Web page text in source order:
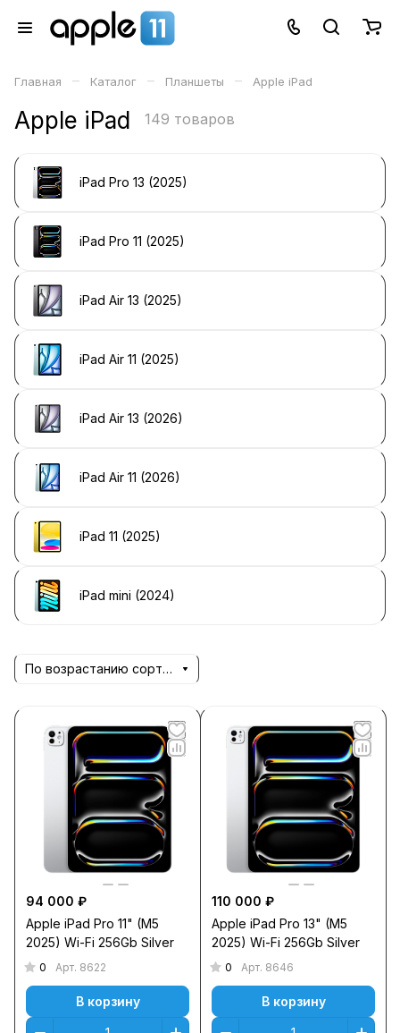
Главная – Каталог – Планшеты – Apple iPad
Apple iPad 149 товаров
iPad Pro 13 (2025)
iPad Pro 11 (2025)
iPad Air 13 (2025)
iPad Air 11 (2025)
iPad Air 13 (2026)
iPad Air 11 (2026)
iPad 11 (2025)
iPad mini (2024)
По возрастанию сортировки
94 000 ₽
Apple iPad Pro 11" (M5
2025) Wi-Fi 256Gb Silver
0 Арт. 8622
В корзину
110 000 ₽
Apple iPad Pro 13" (M5
2025) Wi-Fi 256Gb Silver
0 Арт. 8646
В корзину